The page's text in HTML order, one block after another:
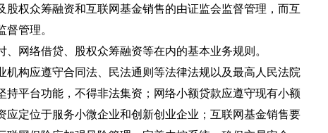
股权众筹融资和互联网基金销售的由证监会监督管理，而互
管理。
络借贷、股权众筹融资等在内的基本业务规则。
构应遵守合同法、民法通则等法律法规以及最高人民法院
持平台功能，不得非法集资；网络小额贷款应遵守现有小额
应定位于服务小微企业和创新创业企业；互联网基金销售要